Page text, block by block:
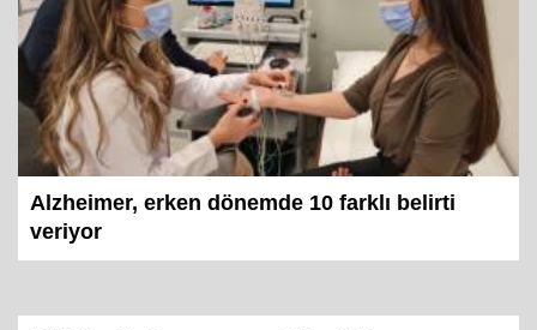
Alzheimer, erken dönemde 10 farklı belirti
veriyor